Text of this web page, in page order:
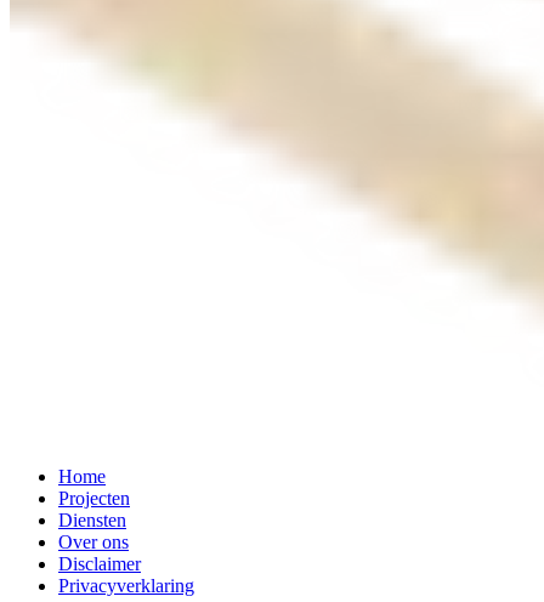
Home
Projecten
Diensten
Over ons
Disclaimer
Privacyverklaring